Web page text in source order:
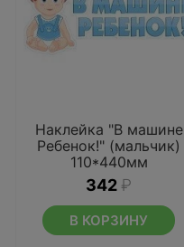
Наклейка "В машине
Ребенок!" (мальчик)
110*440мм
342 ₽
В КОРЗИНУ